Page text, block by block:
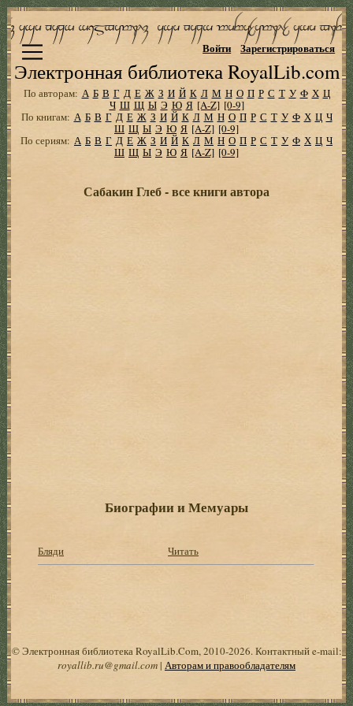
Электронная библиотека RoyalLib.com
Войти Зарегистрироваться
По авторам: А Б В Г Д Е Ж З И Й К Л М Н О П Р С Т У Ф Х Ц
Ч Ш Щ Ы Э Ю Я [A-Z] [0-9]
По книгам: А Б В Г Д Е Ж З И Й К Л М Н О П Р С Т У Ф Х Ц Ч
Ш Щ Ы Э Ю Я [A-Z] [0-9]
По сериям: А Б В Г Д Е Ж З И Й К Л М Н О П Р С Т У Ф Х Ц Ч
Ш Щ Ы Э Ю Я [A-Z] [0-9]
Сабакин Глеб - все книги автора
Биографии и Мемуары
Бляди Читать
© Электронная библиотека RoyalLib.Com, 2010-2026. Контактный e-mail:
royallib.ru@gmail.com| Авторам и правообладателям